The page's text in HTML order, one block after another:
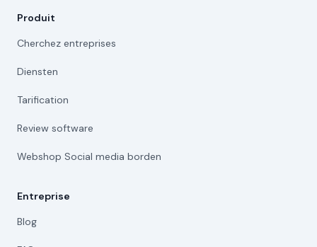
Produit
Cherchez entreprises
Diensten
Tarification
Review software
Webshop Social media borden
Entreprise
Blog